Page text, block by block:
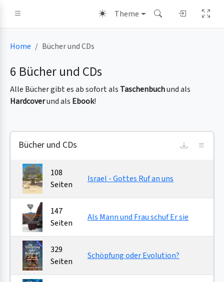
Theme
Home Bücher und CDs
6 Bücher und CDs
Alle Bücher gibt es ab sofort als Taschenbuchund als
Hardcoverund als Ebook!
Bücher und CDs
108
Seiten
Israel - Gottes Ruf an uns
147
Seiten
Als Mann und Frau schuf Er sie
329
Seiten
Schöpfung oder Evolution?